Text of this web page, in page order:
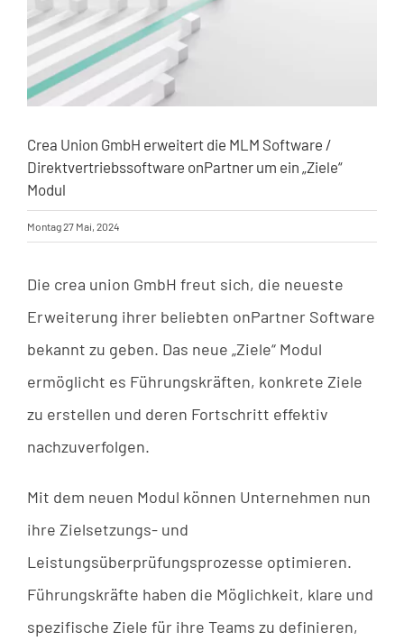
Crea Union GmbH erweitert die MLM Software /
Direktvertriebssoftware onPartner um ein „Ziele“
Modul
Montag 27 Mai, 2024
Die crea union GmbH freut sich, die neueste
Erweiterung ihrer beliebten onPartner Software
bekannt zu geben. Das neue „Ziele“ Modul
ermöglicht es Führungskräften, konkrete Ziele
zu erstellen und deren Fortschritt effektiv
nachzuverfolgen.
Mit dem neuen Modul können Unternehmen nun
ihre Zielsetzungs- und
Leistungsüberprüfungsprozesse optimieren.
Führungskräfte haben die Möglichkeit, klare und
spezifische Ziele für ihre Teams zu definieren,